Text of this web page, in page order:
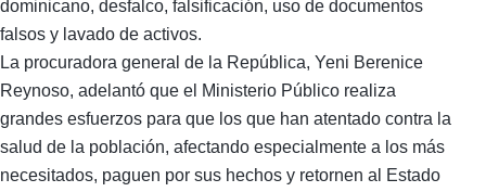
dominicano, desfalco, falsificación, uso de documentos
falsos y lavado de activos.
La procuradora general de la República, Yeni Berenice
Reynoso, adelantó que el Ministerio Público realiza
grandes esfuerzos para que los que han atentado contra la
salud de la población, afectando especialmente a los más
necesitados, paguen por sus hechos y retornen al Estado